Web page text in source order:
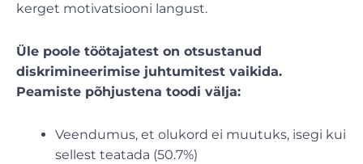
kerget motivatsiooni langust.
Üle poole töötajatest on otsustanud
diskrimineerimise juhtumitest vaikida.
Peamiste põhjustena toodi välja:
Veendumus, et olukord ei muutuks, isegi kui
sellest teatada (50.7%)